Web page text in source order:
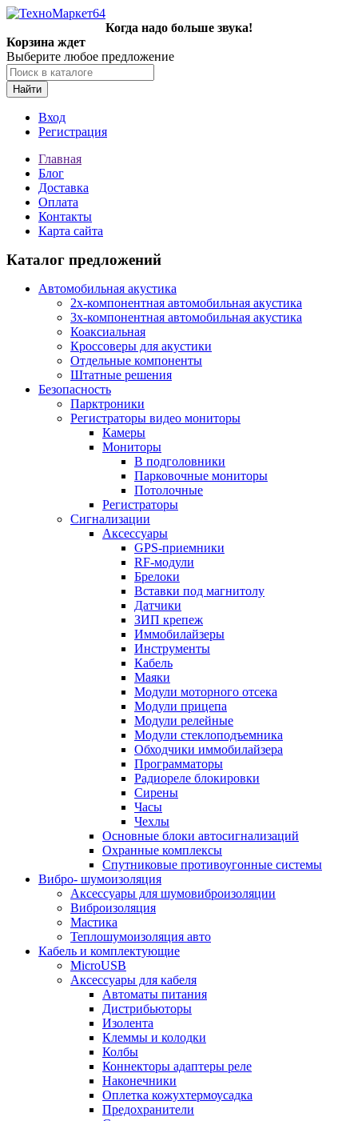
Когда надо больше звука!
Корзина ждет
Выберите любое предложение
Найти
Вход
Регистрация
Главная
Блог
Доставка
Оплата
Контакты
Карта сайта
Каталог предложений
Автомобильная акустика
2х-компонентная автомобильная акустика
3х-компонентная автомобильная акустика
Коаксиальная
Кроссоверы для акустики
Отдельные компоненты
Штатные решения
Безопасность
Парктроники
Регистраторы видео мониторы
Камеры
Мониторы
В подголовники
Парковочные мониторы
Потолочные
Регистраторы
Сигнализации
Аксессуары
GPS-приемники
RF-модули
Брелоки
Вставки под магнитолу
Датчики
ЗИП крепеж
Иммобилайзеры
Инструменты
Кабель
Маяки
Модули моторного отсека
Модули прицепа
Модули релейные
Модули стеклоподъемника
Обходчики иммобилайзера
Программаторы
Радиореле блокировки
Сирены
Часы
Чехлы
Основные блоки автосигнализаций
Охранные комплексы
Спутниковые противоугонные системы
Вибро- шумоизоляция
Аксессуары для шумовиброизоляции
Виброизоляция
Мастика
Теплошумоизоляция авто
Кабель и комплектующие
MicroUSB
Аксессуары для кабеля
Автоматы питания
Дистрибьюторы
Изолента
Клеммы и колодки
Колбы
Коннекторы адаптеры реле
Наконечники
Оплетка кожухтермоусадка
Предохранители